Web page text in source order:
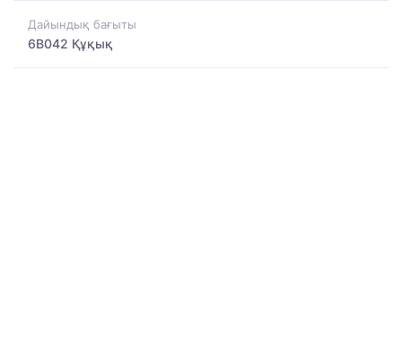
Дайындық бағыты
6B042 Құқық